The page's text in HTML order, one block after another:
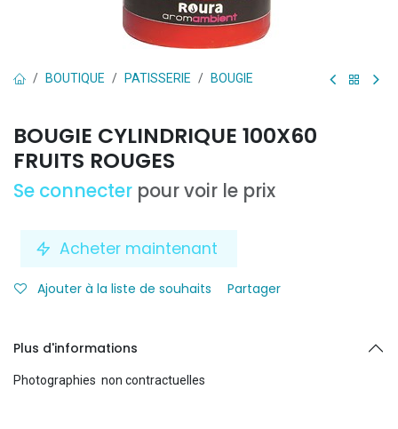
BOUTIQUE PATISSERIE BOUGIE
BOUGIE CYLINDRIQUE 100X60
FRUITS ROUGES
Se connecter pour voir le prix
Acheter maintenant
Ajouter à la liste de souhaits Partager
Plus d'informations
Photographies non contractuelles